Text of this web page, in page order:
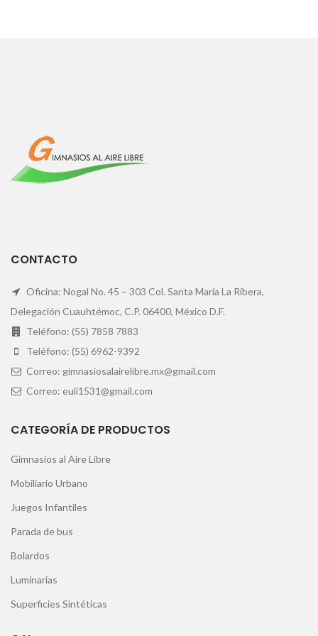
CONTACTO
Oficina: Nogal No. 45 – 303 Col. Santa María La Ribera,
Delegación Cuauhtémoc, C.P. 06400, México D.F.
Teléfono: (55) 7858 7883
Teléfono: (55) 6962-9392
Correo: gimnasiosalairelibre.mx@gmail.com
Correo: euli1531@gmail.com
CATEGORÍA DE PRODUCTOS
Gimnasios al Aire Libre
Mobiliario Urbano
Juegos Infantiles
Parada de bus
Bolardos
Luminarias
Superficies Sintéticas